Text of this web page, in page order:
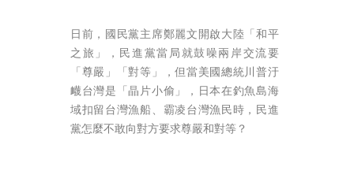
日前，國民黨主席鄭麗文開啟大陸「和平
之旅」，民進黨當局就鼓噪兩岸交流要
「尊嚴」「對等」，但當美國總統川普汙
衊台灣是「晶片小偷」，日本在釣魚島海
域扣留台灣漁船、霸凌台灣漁民時，民進
黨怎麼不敢向對方要求尊嚴和對等？